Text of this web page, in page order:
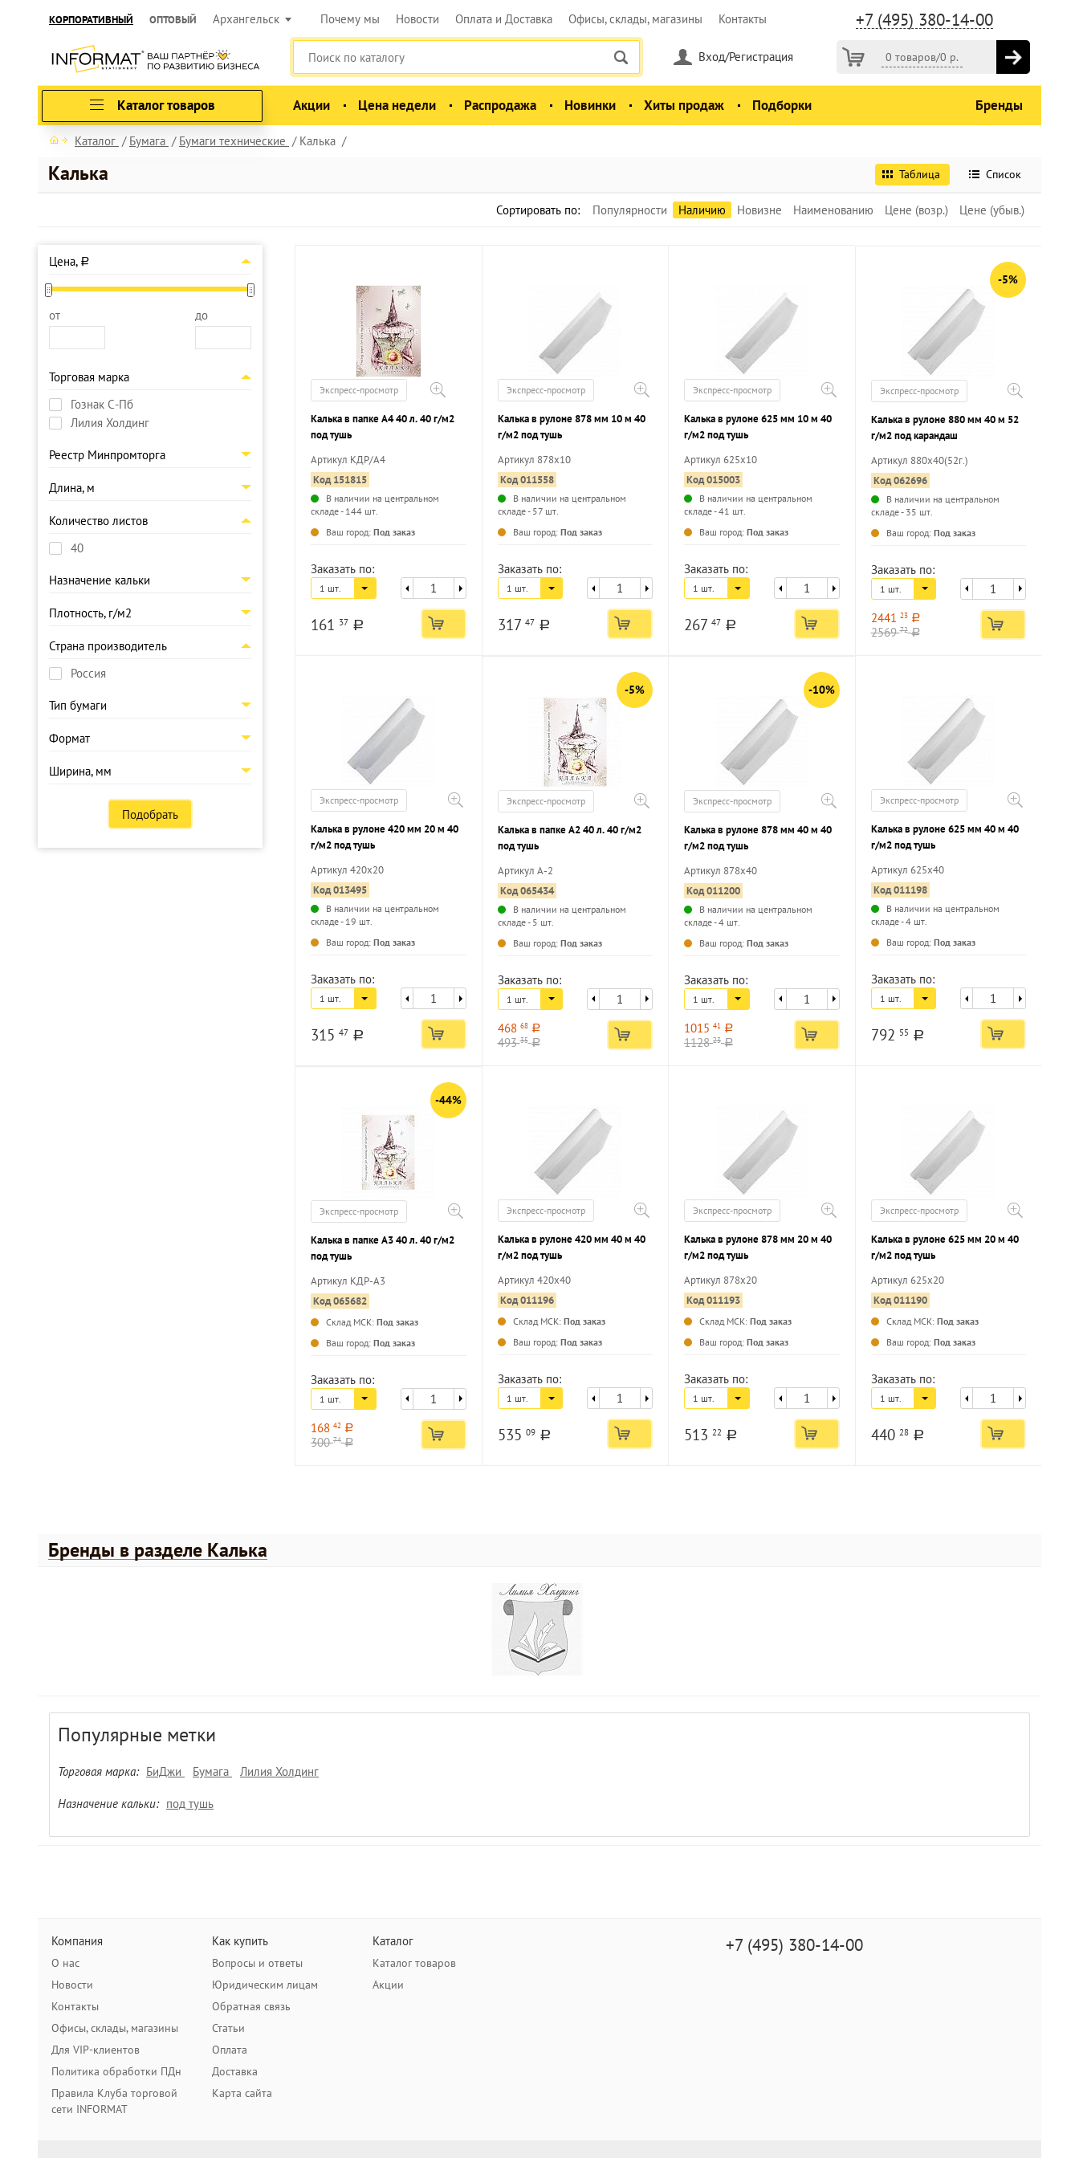
КОРПОРАТИВНЫЙ ОПТОВЫЙ Архангельск +7 (495) 380-14-00
Почему мы Новости Оплата и Доставка Офисы, склады, магазины Контакты
0 товаров/0 р.
Вход/Регистрация
Каталог товаров Акции Цена недели Распродажа Новинки Хиты продаж Подборки Бренды
Каталог Бумага Бумаги технические Калька
Калька Таблица Список
Сортировать по: Популярности Наличию Новизне Наименованию Цене (возр.) Цене (убыв.)
Цена, a
от до
Торговая марка
Гознак С-Пб
Лилия Холдинг
Реестр Минпромторга
Длина, м
Количество листов
40
Назначение кальки
Плотность, г/м2
Страна производитель
Россия
Тип бумаги
Формат
Ширина, мм
Подобрать
Экспресс-просмотр
Калька в папке А4 40 л. 40 г/м2
под тушь
Артикул КДР/А4
Код 151815
В наличии на центральном
складе - 144 шт.
Ваш город: Под заказ
Заказать по:
1 шт.
161 37 a
Экспресс-просмотр
Калька в рулоне 878 мм 10 м 40
г/м2 под тушь
Артикул 878х10
Код 011558
В наличии на центральном
складе - 57 шт.
Ваш город: Под заказ
Заказать по:
1 шт.
317 47 a
Экспресс-просмотр
Калька в рулоне 625 мм 10 м 40
г/м2 под тушь
Артикул 625х10
Код 015003
В наличии на центральном
складе - 41 шт.
Ваш город: Под заказ
Заказать по:
1 шт.
267 47 a
-5%
Экспресс-просмотр
Калька в рулоне 880 мм 40 м 52
г/м2 под карандаш
Артикул 880х40(52г.)
Код 062696
В наличии на центральном
складе - 35 шт.
Ваш город: Под заказ
Заказать по:
1 шт.
2441 23 a
256972 a
Экспресс-просмотр
Калька в рулоне 420 мм 20 м 40
г/м2 под тушь
Артикул 420х20
Код 013495
В наличии на центральном
складе - 19 шт.
Ваш город: Под заказ
Заказать по:
1 шт.
315 47 a
-5%
Экспресс-просмотр
Калька в папке А2 40 л. 40 г/м2
под тушь
Артикул А-2
Код 065434
В наличии на центральном
складе - 5 шт.
Ваш город: Под заказ
Заказать по:
1 шт.
468 68 a
49335 a
-10%
Экспресс-просмотр
Калька в рулоне 878 мм 40 м 40
г/м2 под тушь
Артикул 878х40
Код 011200
В наличии на центральном
складе - 4 шт.
Ваш город: Под заказ
Заказать по:
1 шт.
1015 41 a
112823 a
Экспресс-просмотр
Калька в рулоне 625 мм 40 м 40
г/м2 под тушь
Артикул 625х40
Код 011198
В наличии на центральном
складе - 4 шт.
Ваш город: Под заказ
Заказать по:
1 шт.
792 55 a
-44%
Экспресс-просмотр
Калька в папке А3 40 л. 40 г/м2
под тушь
Артикул КДР-А3
Код 065682
Склад МСК: Под заказ
Ваш город: Под заказ
Заказать по:
1 шт.
168 42 a
30074 a
Экспресс-просмотр
Калька в рулоне 420 мм 40 м 40
г/м2 под тушь
Артикул 420х40
Код 011196
Склад МСК: Под заказ
Ваш город: Под заказ
Заказать по:
1 шт.
535 09 a
Экспресс-просмотр
Калька в рулоне 878 мм 20 м 40
г/м2 под тушь
Артикул 878х20
Код 011193
Склад МСК: Под заказ
Ваш город: Под заказ
Заказать по:
1 шт.
513 22 a
Экспресс-просмотр
Калька в рулоне 625 мм 20 м 40
г/м2 под тушь
Артикул 625х20
Код 011190
Склад МСК: Под заказ
Ваш город: Под заказ
Заказать по:
1 шт.
440 28 a
Бренды в разделе Калька
Популярные метки
Торговая марка: БиДжи Бумага Лилия Холдинг
Назначение кальки: под тушь
Компания
О нас
Новости
Контакты
Офисы, склады, магазины
Для VIP-клиентов
Политика обработки ПДн
Правила Клуба торговой
сети INFORMAT
Как купить
Вопросы и ответы
Юридическим лицам
Обратная связь
Статьи
Оплата
Доставка
Карта сайта
Каталог
Каталог товаров
Акции
+7 (495) 380-14-00